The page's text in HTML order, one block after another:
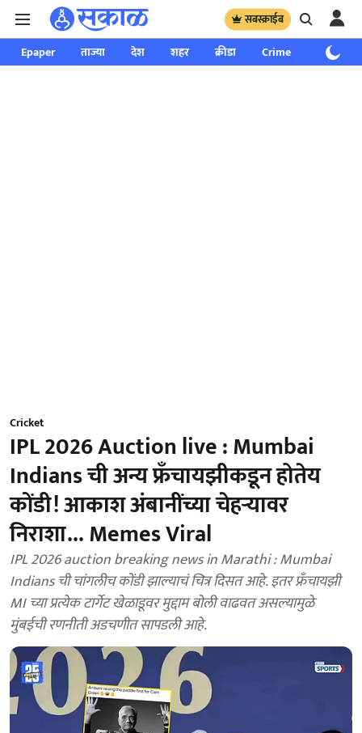
सबस्क्राईब
Epaper ताज्या देश शहर क्रीडा Crime साप्ताहिक
Cricket
IPL 2026 Auction live : Mumbai
Indians ची अन्य फ्रँचायझीकडून होतेय
कोंडी! आकाश अंबानींच्या चेहऱ्यावर
निराशा... Memes Viral
IPL 2026 auction breaking news in Marathi : Mumbai
Indians ची चांगलीच कोंडी झाल्याचं चित्र दिसत आहे. इतर फ्रँचायझी
MI च्या प्रत्येक टार्गेट खेळाडूवर मुद्दाम बोली वाढवत असल्यामुळे
मुंबईची रणनीती अडचणीत सापडली आहे.